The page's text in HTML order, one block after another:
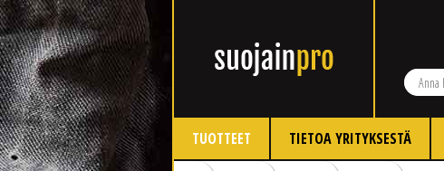
TUOTTEET TIETOA YRITYKSESTÄ